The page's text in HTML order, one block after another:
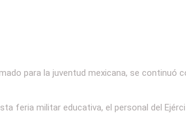
para la juventud mexicana, se continuó
feria militar educativa, el personal del